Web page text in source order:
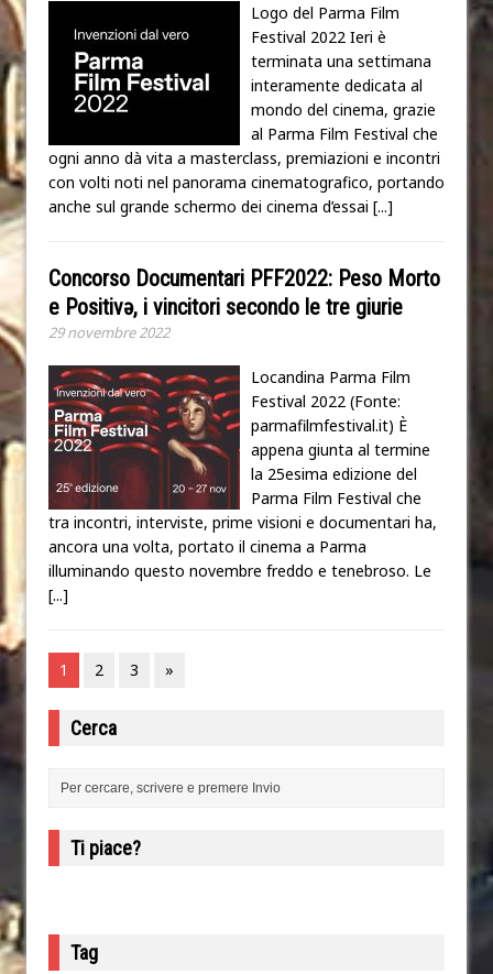
Logo del Parma Film
Festival 2022 Ieri è
terminata una settimana
interamente dedicata al
mondo del cinema, grazie
al Parma Film Festival che
ogni anno dà vita a masterclass, premiazioni e incontri
con volti noti nel panorama cinematografico, portando
anche sul grande schermo dei cinema d’essai [...]
Concorso Documentari PFF2022: Peso Morto
e Positivə, i vincitori secondo le tre giurie
29 novembre 2022
Locandina Parma Film
Festival 2022 (Fonte:
parmafilmfestival.it) È
appena giunta al termine
la 25esima edizione del
Parma Film Festival che
tra incontri, interviste, prime visioni e documentari ha,
ancora una volta, portato il cinema a Parma
illuminando questo novembre freddo e tenebroso. Le
[...]
1 2 3 »
Cerca
Ti piace?
Tag